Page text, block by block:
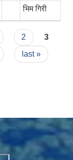
भिम गिरी
2
3
last »